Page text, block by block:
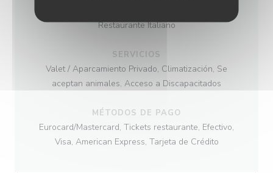
Restaurante Italiano
SERVICIOS
Valet / Aparcamiento Privado, Climatización, Se
aceptan animales, Acceso a Discapacitados
MÉTODOS DE PAGO
Eurocard/Mastercard, Tickets restaurante, Efectivo,
Visa, American Express, Tarjeta de Crédito